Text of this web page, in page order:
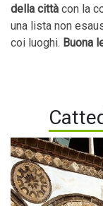
della città con la
una lista non
coi luoghi. Buona